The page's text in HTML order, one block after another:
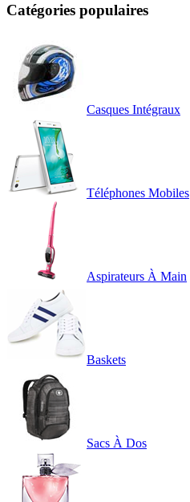
Catégories populaires
Casques Intégraux
Téléphones Mobiles
Aspirateurs À Main
Baskets
Sacs À Dos